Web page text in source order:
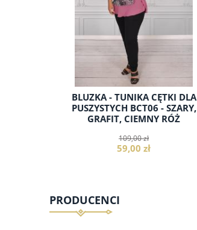
BLUZKA - TUNIKA CĘTKI DLA
PUSZYSTYCH BCT06 - SZARY,
GRAFIT, CIEMNY RÓŻ
109,00 zł
59,00 zł
PRODUCENCI